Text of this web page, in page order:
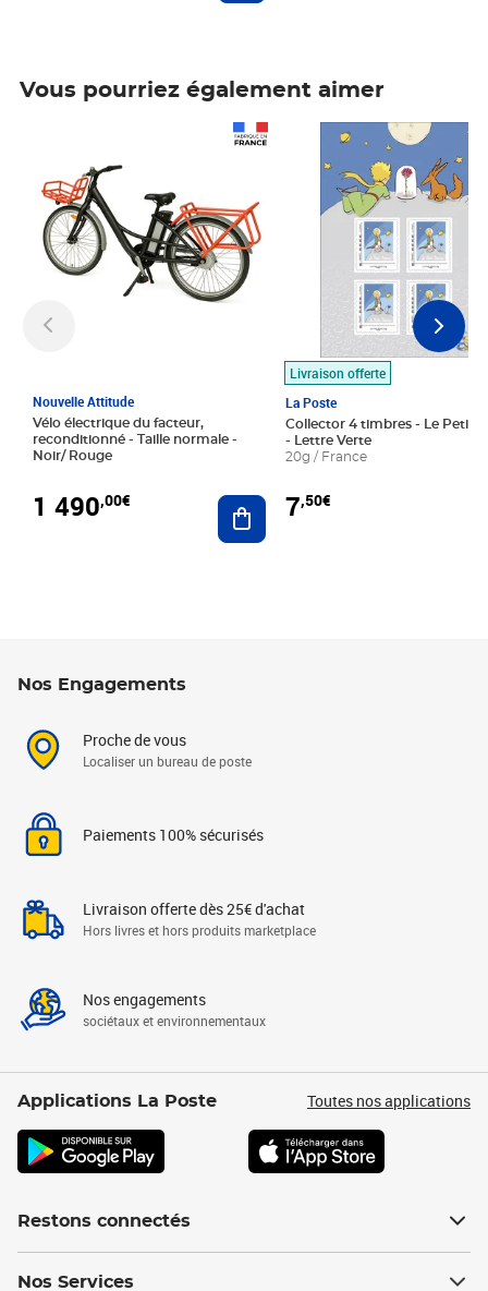
Vous pourriez également aimer
Nouvelle Attitude
Vélo électrique du facteur,
reconditionné - Taille normale -
Noir/ Rouge
1 490,00€ Ajouter au panier
Livraison offerte
La Poste
Collector 4 timbres - Le Petit
- Lettre Verte
20g / France
7,50€
Prix 7,50€
Nos Engagements
Proche de vous
Localiser un bureau de poste
Paiements 100% sécurisés
Livraison offerte dès 25€ d'achat
Hors livres et hors produits marketplace
Nos engagements
sociétaux et environnementaux
Applications La Poste Toutes nos applications
Restons connectés
Nos Services